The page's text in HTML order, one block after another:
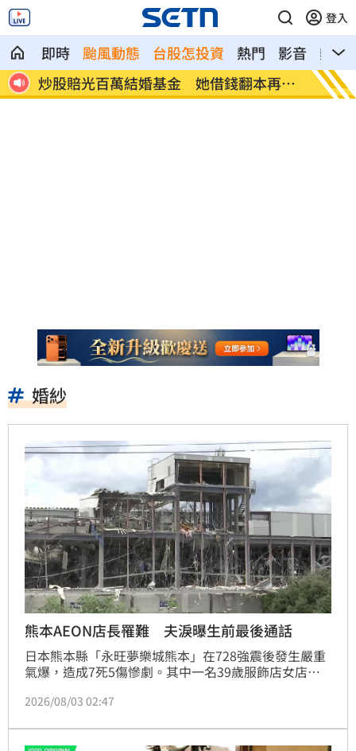
登入
即時 颱風動態 台股怎投資 熱門 影音
熱搜
慘
視障男颱風天買豆漿！休假警1舉動暖爆
陳睦
勝
婚紗
熊本AEON店長罹難 夫淚曝生前最後通話
日本熊本縣「永旺夢樂城熊本」在728強震後發生嚴重
氣爆，造成7死5傷慘劇。其中一名39歲服飾店女店
丈夫悲痛憶述，災變前曾與妻子通話確認平安，未料掛
結婚15年本約定補辦婚禮，如今卻只能在告別式上擺放
2026/08/03 02:47